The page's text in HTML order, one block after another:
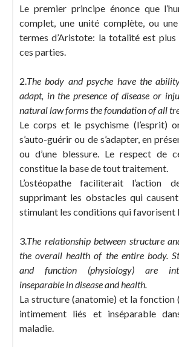
Le premier principe énonce que
complet, une unité complète, ou
termes d’Aristote: la totalité est plus
ces parties.
2.The body and psyche have the
adapt, in the presence of disease or
natural law forms the foundation of all
Le corps et le psychisme (l’esprit)
s’auto-guérir ou de s’adapter, en
ou d’une blessure. Le respect de
constitue la base de tout traitement.
L’ostéopathe faciliterait l’action
supprimant les obstacles qui
stimulant les conditions qui favorisent
3.The relationship between structure
the overall health of the entire body.
and function (physiology) are
inseparable in disease and health.
La structure (anatomie) et la fonction
intimement liés et inséparable
maladie.